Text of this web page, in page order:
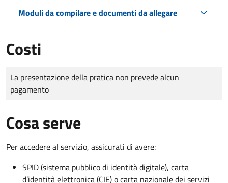
Moduli da compilare e documenti da allegare
Costi
Tipo di pagamento
Importo
La presentazione della pratica non prevede alcun
pagamento
Cosa serve
Per accedere al servizio, assicurati di avere:
SPID (sistema pubblico di identità digitale), carta
d’identità elettronica (CIE) o carta nazionale dei servizi